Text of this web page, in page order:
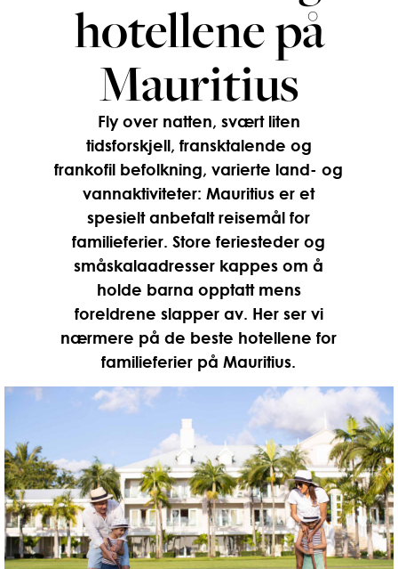
hotellene på
Mauritius
Fly over natten, svært liten
tidsforskjell, fransktalende og
frankofil befolkning, varierte land- og
vannaktiviteter: Mauritius er et
spesielt anbefalt reisemål for
familieferier. Store feriesteder og
småskalaadresser kappes om å
holde barna opptatt mens
foreldrene slapper av. Her ser vi
nærmere på de beste hotellene for
familieferier på Mauritius.